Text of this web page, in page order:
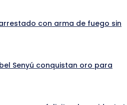
con arma de fuego sin
Senyú conquistan oro para